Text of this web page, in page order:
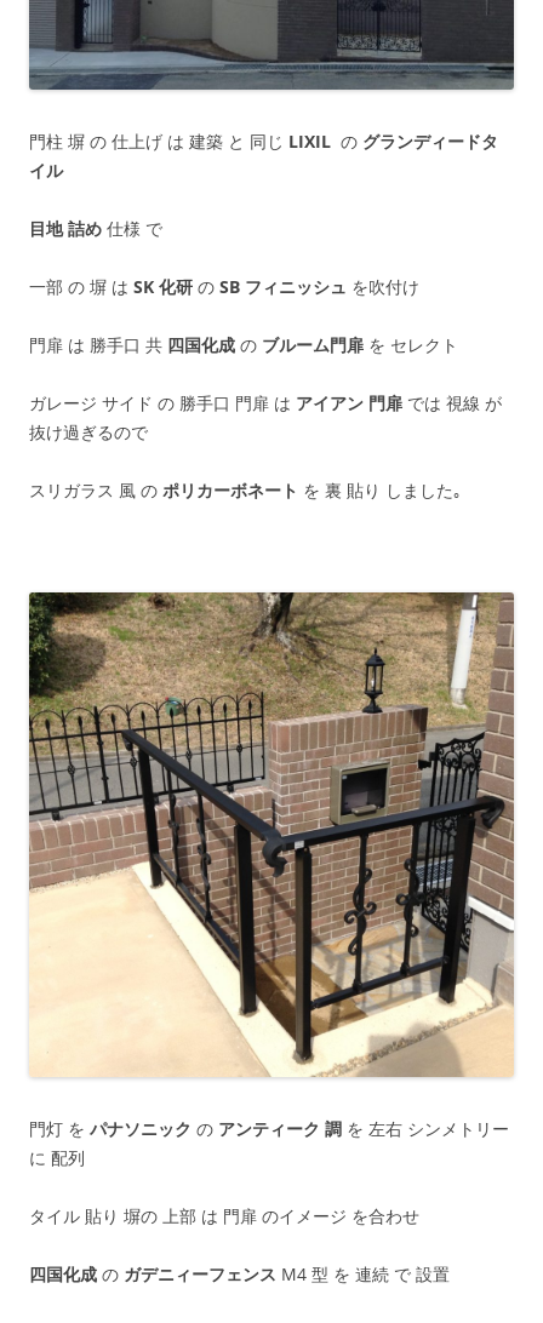
門柱 塀 の 仕上げ は 建築 と 同じ LIXIL の グランディードタ
イル
目地 詰め 仕様 で
一部 の 塀 は SK 化研 の SB フィニッシュ を吹付け
門扉 は 勝手口 共 四国化成 の ブルーム門扉 を セレクト
ガレージ サイド の 勝手口 門扉 は アイアン 門扉 では 視線 が
抜け過ぎるので
スリガラス 風 の ポリカーボネート を 裏 貼り しました｡
門灯 を パナソニック の アンティーク 調 を 左右 シンメトリー
に 配列
タイル 貼り 塀の 上部 は 門扉 のイメージ を合わせ
四国化成 の ガデニィーフェンス M4 型 を 連続 で 設置